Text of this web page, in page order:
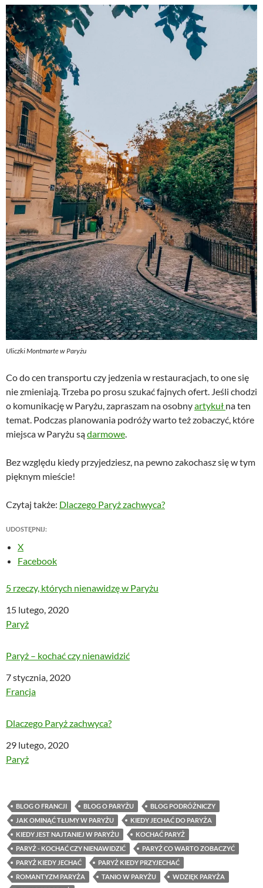
Uliczki Montmarte w Paryżu
Co do cen transportu czy jedzenia w restauracjach, to one się
nie zmieniają. Trzeba po prosu szukać fajnych ofert. Jeśli chodzi
o komunikację w Paryżu, zapraszam na osobnyartykuł na ten
temat. Podczas planowania podróży warto też zobaczyć, które
miejsca w Paryżu sądarmowe
Bez względu kiedy przyjedziesz, na pewno zakochasz się w tym
pięknym mieście!
Czytaj także: Dlaczego Paryż zachwyca?
UDOSTĘPNIJ:
X
Facebook
5 rzeczy, których nienawidzę w Paryżu
Data
15 lutego, 2020
W odniesieniu do
Paryż
Paryż – kochać czy nienawidzić
Data
7 stycznia, 2020
W odniesieniu do
Francja
Dlaczego Paryż zachwyca?
Data
29 lutego, 2020
W odniesieniu do
Paryż
BLOG O FRANCJI BLOG O PARYŻU
BLOG PODRÓŻNICZY
JAK OMINĄĆ TŁUMY W PARYŻU
KIEDY JECHAĆ DO PARYŻA
KIEDY JEST NAJTANIEJ W PARYŻU
KOCHAĆ PARYŻ
PARYŻ - KOCHAĆ CZY NIENAWIDZIĆ
PARYŻ CO WARTO ZOBACZYĆ
PARYŻ KIEDY JECHAĆ
PARYŻ KIEDY PRZYJECHAĆ
ROMANTYZM PARYŻA
TANIO W PARYŻU
WDZIĘK PARYŻA